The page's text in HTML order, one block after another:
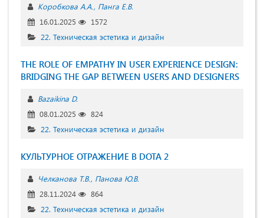
Коробкова А.А. Панга Е.В.
16.01.2025
1572
22. Техническая эстетика и дизайн
THE ROLE OF EMPATHY IN USER EXPERIENCE DESIGN:
BRIDGING THE GAP BETWEEN USERS AND DESIGNERS
Bazaikina D.
08.01.2025
824
22. Техническая эстетика и дизайн
КУЛЬТУРНОЕ ОТРАЖЕНИЕ В DOTA 2
Челканова Т.В. Панова Ю.В.
28.11.2024
864
22. Техническая эстетика и дизайн